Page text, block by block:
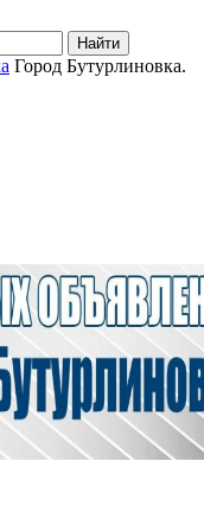
Найти
Город Бутурлиновка.